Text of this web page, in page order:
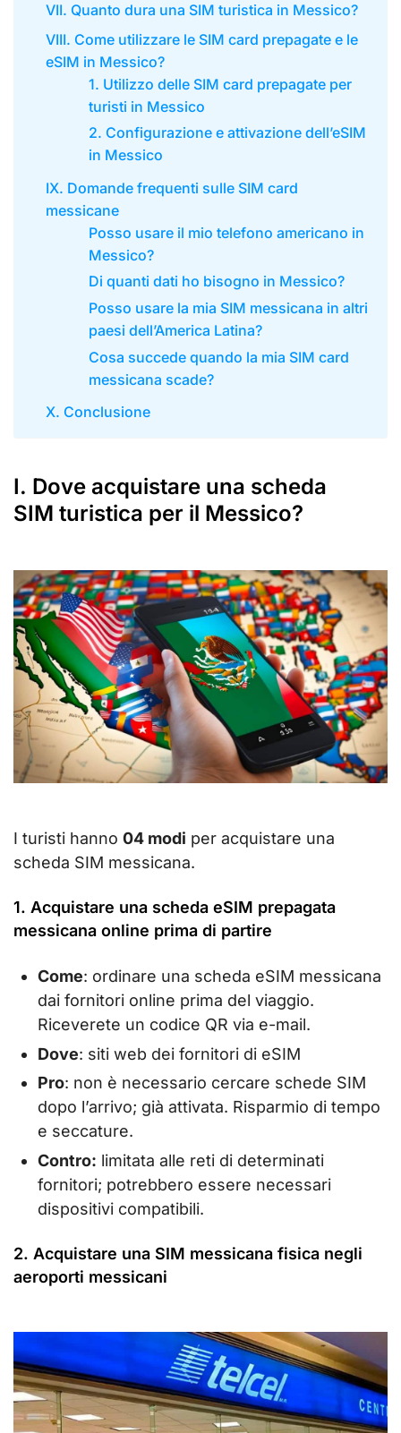
VII. Quanto dura una SIM turistica in Messico?
VIII. Come utilizzare le SIM card prepagate e le
eSIM in Messico?
1. Utilizzo delle SIM card prepagate per
turisti in Messico
2. Configurazione e attivazione dell’eSIM
in Messico
IX. Domande frequenti sulle SIM card
messicane
Posso usare il mio telefono americano in
Messico?
Di quanti dati ho bisogno in Messico?
Posso usare la mia SIM messicana in altri
paesi dell’America Latina?
Cosa succede quando la mia SIM card
messicana scade?
X. Conclusione
I. Dove acquistare una scheda
SIM turistica per il Messico?
I turisti hanno 04 modi per acquistare una
scheda SIM messicana.
1. Acquistare una scheda eSIM prepagata
messicana online prima di partire
Come: ordinare una scheda eSIM messicana
dai fornitori online prima del viaggio.
Riceverete un codice QR via e-mail.
Dove: siti web dei fornitori di eSIM
Pro: non è necessario cercare schede SIM
dopo l’arrivo; già attivata. Risparmio di tempo
e seccature.
Contro: limitata alle reti di determinati
fornitori; potrebbero essere necessari
dispositivi compatibili.
2. Acquistare una SIM messicana fisica negli
aeroporti messicani